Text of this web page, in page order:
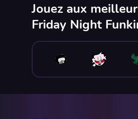
Jouez aux
Friday Night